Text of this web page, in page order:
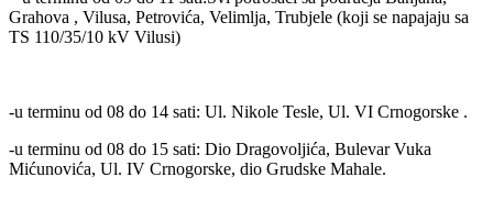
Grahova , Vilusa, Petrovića, Velimlja, Trubjele (koji se napajaju sa
TS 110/35/10 kV Vilusi)
-u terminu od 08 do 14 sati: Ul. Nikole Tesle, Ul. VI Crnogorske .
-u terminu od 08 do 15 sati: Dio Dragovoljića, Bulevar Vuka
Mićunovića, Ul. IV Crnogorske, dio Grudske Mahale.